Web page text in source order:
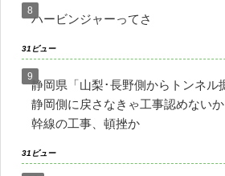
ハービンジャーってさ
31ビュー
静岡県「山梨･長野側からトンネル
静岡側に戻さなきゃ工事認めない
幹線の工事、頓挫か
31ビュー